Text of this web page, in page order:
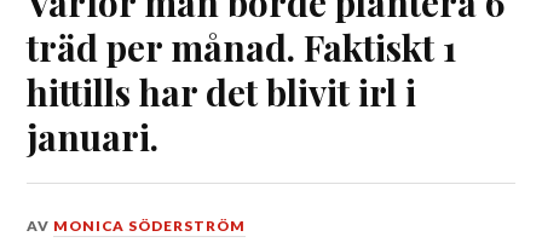
träd per månad. Faktiskt 1
hittills har det blivit irl i
januari.
DEN
AV MONICA SÖDERSTRÖM